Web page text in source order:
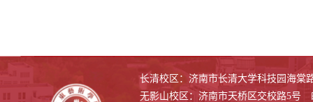
长清校区：济南市长清大学科技园海棠
无影山校区：济南市天桥区交校路5号